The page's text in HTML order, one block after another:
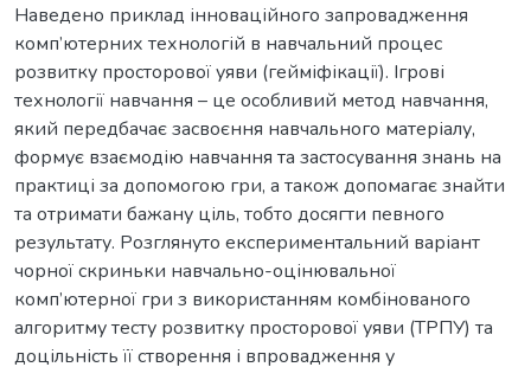
Наведено приклад інноваційного запровадження
комп’ютерних технологій в навчальний процес
розвитку просторової уяви (гейміфікації). Ігрові
технології навчання – це особливий метод навчання,
який передбачає засвоєння навчального матеріалу,
формує взаємодію навчання та застосування знань на
практиці за допомогою гри, а також допомагає знайти
та отримати бажану ціль, тобто досягти певного
результату. Розглянуто експериментальний варіант
чорної скриньки навчально-оцінювальної
комп’ютерної гри з використанням комбінованого
алгоритму тесту розвитку просторової уяви (ТРПУ) та
доцільність її створення і впровадження у